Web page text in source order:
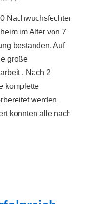
Nachwuchsfechter
im Alter von 7
bestanden. Auf
große
. Nach 2
komplette
werden.
konnten alle nach